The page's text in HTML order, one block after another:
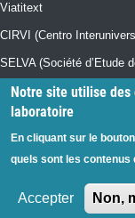
Viatitext
CIRVI (Centro
SELVA (Société d’Etude
CIVIS (Université
CRISIS (Maison de la
Collection "Imago
Notre site utilise des
laboratoire
En cliquant sur le
quels sont les contenus
Accepter Non,